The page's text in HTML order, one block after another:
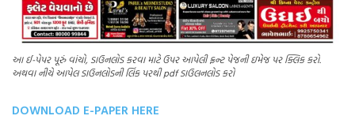
આ ઈ-પેપર પૂરું વાંચો, ડાઉનલોડ કરવા માટે ઉપર આપેલી ફ્રન્ટ પેજની ઇમેજ પર ક્લિક કરો.
અથવા નીચે આપેલ ડાઉનલોડની લિંક પરથી pdf ડાઉલનલોડ કરો
DOWNLOAD E-PAPER HERE